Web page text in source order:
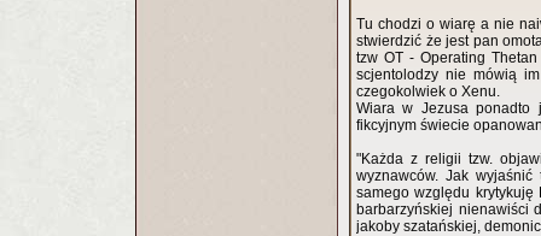
Tu chodzi o wiarę a nie
stwierdzić że jest pan
tzw OT - Operating
scjentolodzy nie mówią
czegokolwiek o Xenu.
Wiara w Jezusa
fikcyjnym świecie
"Każda z religii tzw.
wyznawców. Jak
samego względu krytykuję
barbarzyńskiej nienawiści
jakoby szatańskiej,